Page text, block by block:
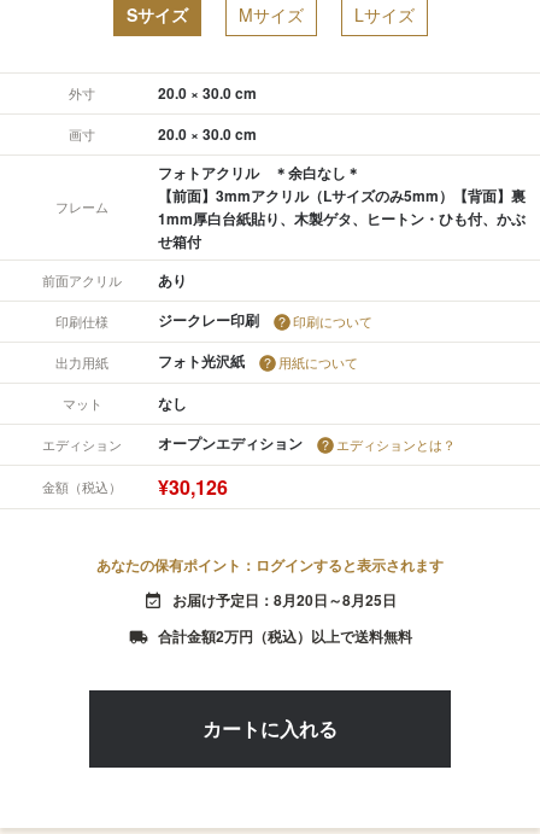
Sサイズ Mサイズ Lサイズ
外寸 20.0 × 30.0 cm
画寸 20.0 × 30.0 cm
フレーム
フォトアクリル ＊余白なし＊
【前面】3mmアクリル（Lサイズのみ5mm）【背面】裏
1mm厚白台紙貼り、木製ゲタ、ヒートン・ひも付、かぶ
せ箱付
前面アクリル あり
印刷仕様 ジークレー印刷 印刷について
出力用紙 フォト光沢紙 用紙について
マット なし
エディション オープンエディション エディションとは？
金額（税込） ¥30,126
あなたの保有ポイント：ログインすると表示されます
event_available お届け予定日：8月20日～8月25日
local_shipping 合計金額2万円（税込）以上で送料無料